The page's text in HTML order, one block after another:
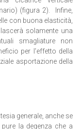
(figura 2). Infine,
con buona elasticità,
solamente una
smagliature non
per l'effetto della
asportazione della
generale, anche se
la degenza che a